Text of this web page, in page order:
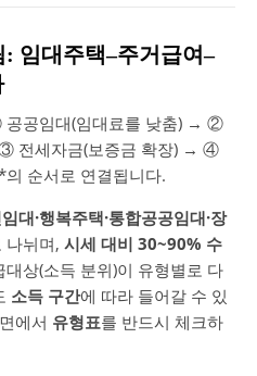
임대주택–주거급여–
공임대(임대료를 낮춤) → ②
전세자금(보증금 확장) → ④
순서로 연결됩니다.
대·행복주택·통합공공임대·장
나뉘며, 시세 대비 30~90% 수
대상(소득 분위)이 유형별로 다
소득 구간에 따라 들어갈 수 있
에서 유형표를 반드시 체크하